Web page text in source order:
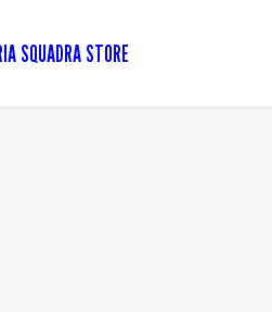
SQUADRA STORE